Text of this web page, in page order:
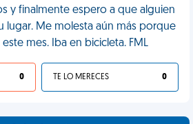
y finalmente espero a que alguien
lugar. Me molesta aún más porque
mes. Iba en bicicleta. FML
0 TE LO MERECES 0